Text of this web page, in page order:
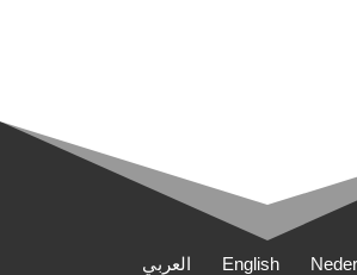
العربي English